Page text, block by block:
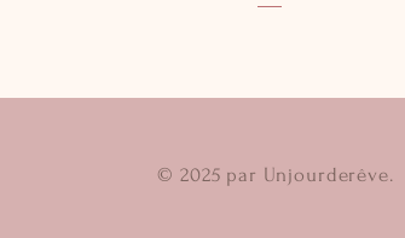
© 2025 par Unjourderêve.